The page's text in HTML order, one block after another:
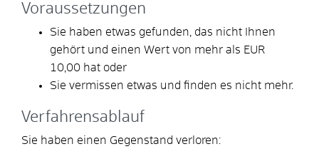
Voraussetzungen
Sie haben etwas gefunden, das nicht Ihnen
gehört und einen Wert von mehr als EUR
10,00 hat oder
Sie vermissen etwas und finden es nicht mehr.
Verfahrensablauf
Sie haben einen Gegenstand verloren: